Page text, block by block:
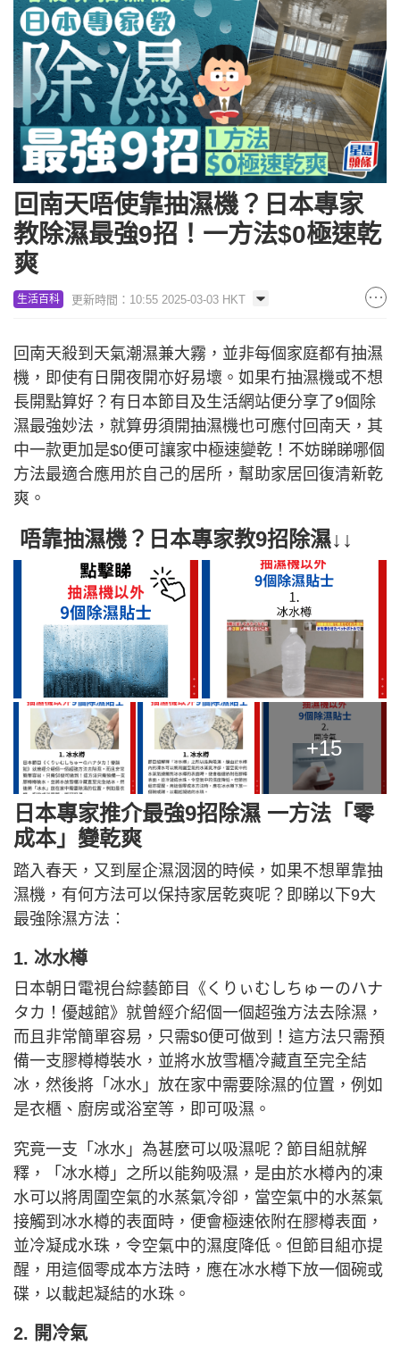
回南天唔使靠抽濕機？日本專家
教除濕最強9招！一方法$0極速乾
爽
生活百科 更新時間：10:55 2025-03-03 HKT
回南天殺到天氣潮濕兼大霧，並非每個家庭都有抽濕
機，即使有日開夜開亦好易壞。如果冇抽濕機或不想
長開點算好？有日本節目及生活網站便分享了9個除
濕最強妙法，就算毋須開抽濕機也可應付回南天，其
中一款更加是$0便可讓家中極速變乾！不妨睇睇哪個
方法最適合應用於自己的居所，幫助家居回復清新乾
爽。
唔靠抽濕機？日本專家教9招除濕↓↓
+15
日本專家推介最強9招除濕 一方法「零
成本」變乾爽
踏入春天，又到屋企濕𣲷𣲷的時候，如果不想單靠抽
濕機，有何方法可以保持家居乾爽呢？即睇以下9大
最強除濕方法︰
1. 冰水樽
日本朝日電視台綜藝節目《くりぃむしちゅーのハナ
タカ！優越館》就曾經介紹個一個超強方法去除濕，
而且非常簡單容易，只需$0便可做到！這方法只需預
備一支膠樽樽裝水，並將水放雪櫃冷藏直至完全結
冰，然後將「冰水」放在家中需要除濕的位置，例如
是衣櫃、廚房或浴室等，即可吸濕。
究竟一支「冰水」為甚麼可以吸濕呢？節目組就解
釋，「冰水樽」之所以能夠吸濕，是由於水樽內的凍
水可以將周圍空氣的水蒸氣冷卻，當空氣中的水蒸氣
接觸到冰水樽的表面時，便會極速依附在膠樽表面，
並冷凝成水珠，令空氣中的濕度降低。但節目組亦提
醒，用這個零成本方法時，應在冰水樽下放一個碗或
碟，以載起凝結的水珠。
2. 開冷氣